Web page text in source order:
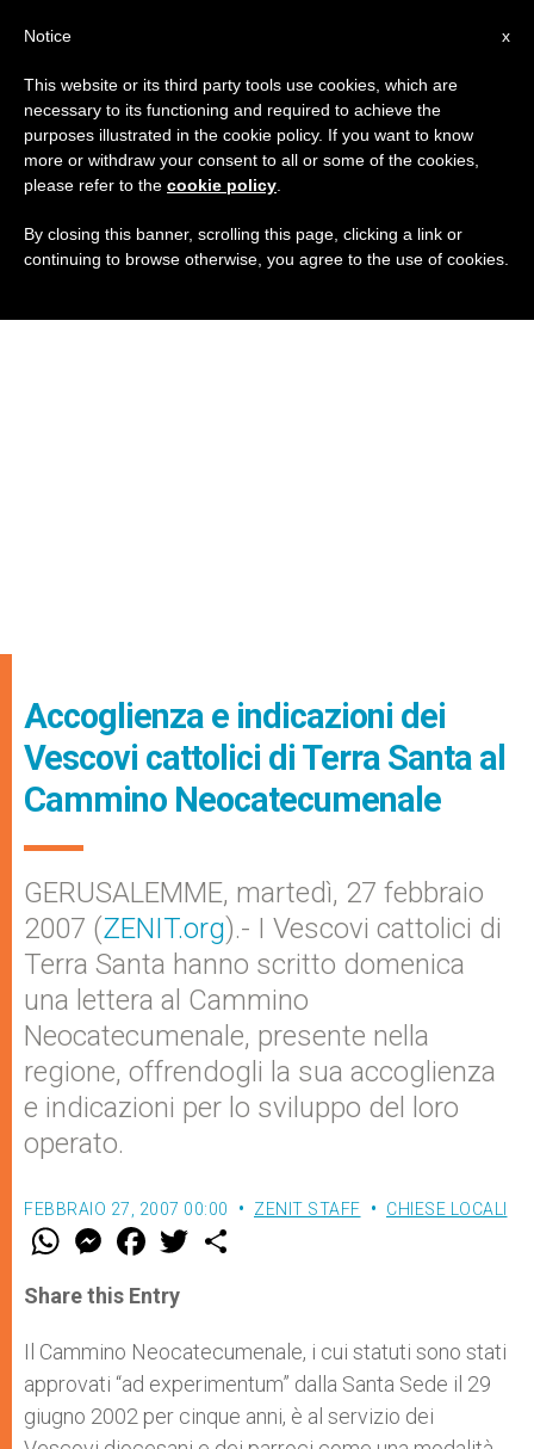
Accoglienza e indicazioni dei
Vescovi cattolici di Terra Santa al
Cammino Neocatecumenale
GERUSALEMME, martedì, 27 febbraio
2007 (ZENIT.org).- I Vescovi cattolici di
Terra Santa hanno scritto domenica
una lettera al Cammino
Neocatecumenale, presente nella
regione, offrendogli la sua accoglienza
e indicazioni per lo sviluppo del loro
operato.
FEBBRAIO 27, 2007 00:00 ZENIT STAFF CHIESE LOCALI
W
t
s
p
p
M
e
s
e
g
e
r
F
a
e
b
o
k
w
r
Share this Entry
Il Cammino Neocatecumenale, i cui statuti sono stati
approvati “ad experimentum” dalla Santa Sede il 29
giugno 2002 per cinque anni, è al servizio dei
x
Notice
This website or its third party tools use cookies, which are
necessary to its functioning and required to achieve the
purposes illustrated in the cookie policy. If you want to know
more or withdraw your consent to all or some of the cookies,
please refer to the cookie policy
By closing this banner, scrolling this page, clicking a link or
continuing to browse otherwise, you agree to the use of cookies.